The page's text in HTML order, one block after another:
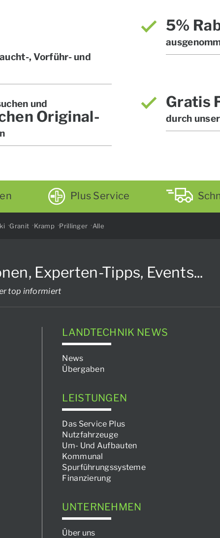
, Vorführ- und
5%
und
Original-
Gratis
durch
Plus Service
Granit Kramp Prillinger Alle
Experten-Tipps, Events...
top informiert
LANDTECHNIK NEWS
News
Übergaben
LEISTUNGEN
Das Service Plus
Nutzfahrzeuge
Um- Und Aufbauten
Kommunal
Spurführungssysteme
Finanzierung
UNTERNEHMEN
Über uns